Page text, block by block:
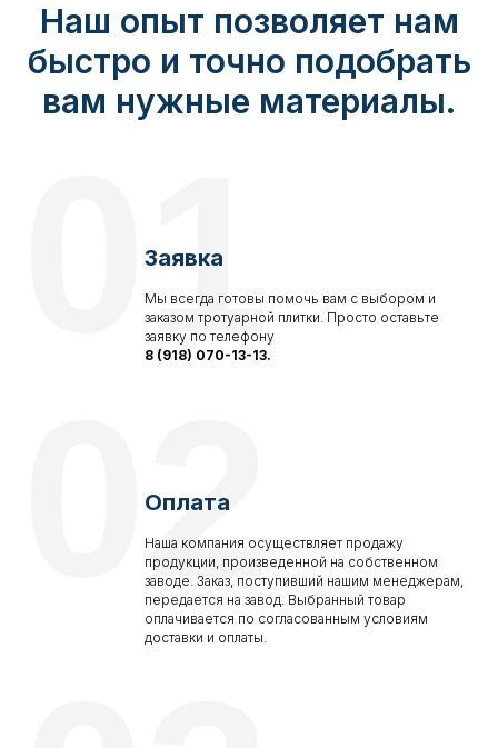
Наш опыт позволяет нам
быстро и точно подобрать
вам нужные материалы.
Заявка
Мы всегда готовы помочь вам с выбором и
заказом тротуарной плитки. Просто оставьте
заявку по телефону
8 (918) 070-13-13.
01
Оплата
Наша компания осуществляет продажу
продукции, произведенной на собственном
заводе. Заказ, поступивший нашим менеджерам,
передается на завод. Выбранный товар
оплачивается по согласованным условиям
доставки и оплаты.
02